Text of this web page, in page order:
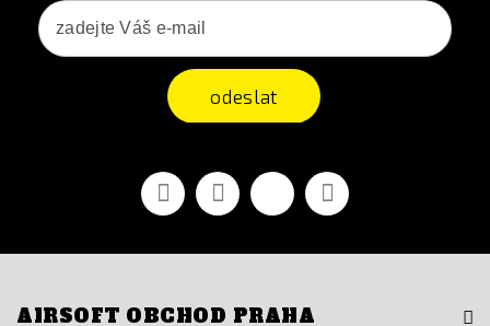
odeslat
FacebookYouTubeVimeo Instagram
AIRSOFT OBCHOD PRAHA